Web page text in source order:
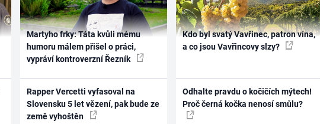
Martyho frky: Táta kvůli mému
humoru málem přišel o práci,
vypráví kontroverzní Řezník
Rapper Vercetti vyfasoval na
Slovensku 5 let vězení, pak bude ze
země vyhoštěn
Kdo byl svatý Vavřinec, patron vína,
a co jsou Vavřincovy slzy?
Odhalte pravdu o kočičích mýtech!
Proč černá kočka nenosí smůlu?